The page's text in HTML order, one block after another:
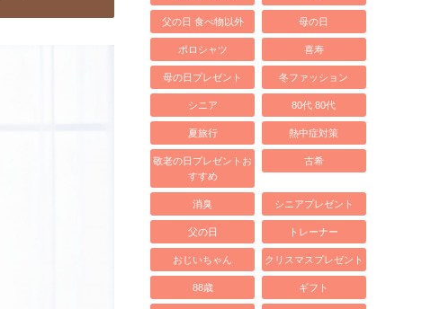
父の日 食べ物以外 母の日
ポロシャツ 喜寿
母の日プレゼント 冬ファッション
シニア 80代 80代
夏旅行 熱中症対策
敬老の日プレゼントお
すすめ
古希
消臭 シニアプレゼント
父の日 トレーナー
おじいちゃん クリスマスプレゼント
88歳 ギフト